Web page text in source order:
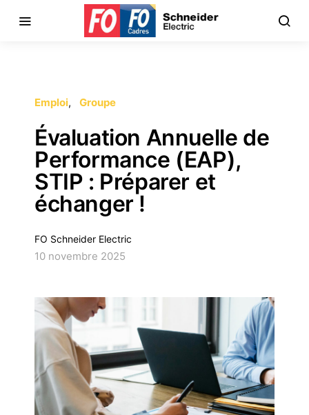
Emploi Groupe
Évaluation Annuelle de
Performance (EAP),
STIP : Préparer et
échanger !
FO Schneider Electric
10 novembre 2025